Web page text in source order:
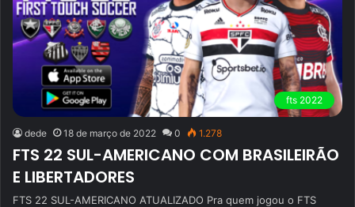
fts 2022
dede 18 de março de 2022 0 1.278
FTS 22 SUL-AMERICANO COM BRASILEIRÃO
E LIBERTADORES
FTS 22 SUL-AMERICANO ATUALIZADO Pra quem jogou o FTS